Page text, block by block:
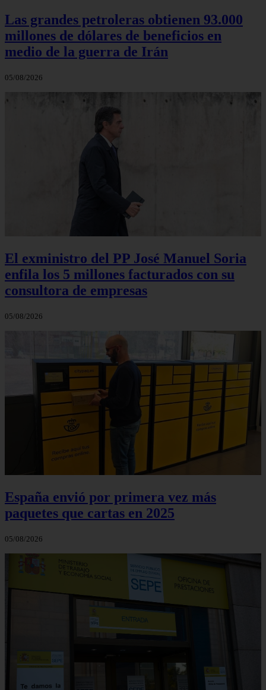
Las grandes petroleras obtienen 93.000
millones de dólares de beneficios en
medio de la guerra de Irán
05/08/2026
El exministro del PP José Manuel Soria
enfila los 5 millones facturados con su
consultora de empresas
05/08/2026
España envió por primera vez más
paquetes que cartas en 2025
05/08/2026